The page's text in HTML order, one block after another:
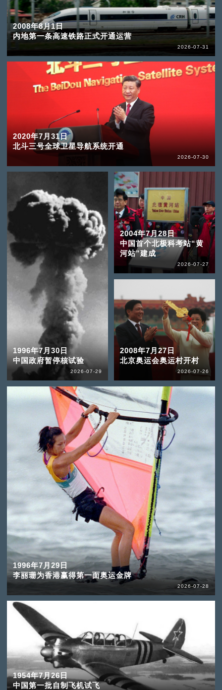
2008年8月1日
内地第一条高速铁路正式开通运营
2026-07-31
2020年7月31日
北斗三号全球卫星导航系统开通
2026-07-30
1996年7月30日
中国政府暂停核试验
2026-07-29
1996年7月29日
李丽珊为香港赢得第一面奥运金牌
2026-07-28
2004年7月28日
中国首个北极科考站“黄
河站”建成
2026-07-27
2008年7月27日
北京奥运会奥运村开村
2026-07-26
1954年7月26日
中国第一批自制飞机试飞